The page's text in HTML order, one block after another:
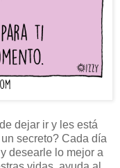
dejar ir y les está
secreto? Cada día
desearle lo mejor a